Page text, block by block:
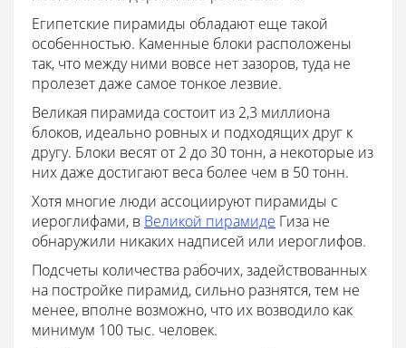
Египетские пирамиды обладают еще такой
особенностью. Каменные блоки расположены
так, что между ними вовсе нет зазоров, туда не
пролезет даже самое тонкое лезвие.
Великая пирамида состоит из 2,3 миллиона
блоков, идеально ровных и подходящих друг к
другу. Блоки весят от 2 до 30 тонн, а некоторые из
них даже достигают веса более чем в 50 тонн.
Хотя многие люди ассоциируют пирамиды с
иероглифами, в Великой пирамиде Гиза не
обнаружили никаких надписей или иероглифов.
Подсчеты количества рабочих, задействованных
на постройке пирамид, сильно разнятся, тем не
менее, вполне возможно, что их возводило как
минимум 100 тыс. человек.